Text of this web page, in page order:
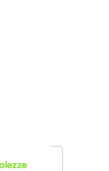
potrebbe essere
le loro
avere difficoltà in
e il
idea che potrebbe